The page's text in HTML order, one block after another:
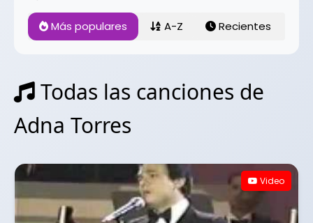
Más populares A-Z Recientes
Todas las canciones de
Adna Torres
Video